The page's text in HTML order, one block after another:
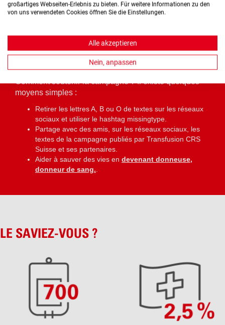
SOUTENIR LA CAMPAGNE
Comment soutenir la campagne ? Il existe quelques
moyens simples :
Retirer les lettres A, B ou O de textes sur les réseaux
sociaux et utiliser le hashtag missingtype.
Partage avec des amis, sur les réseaux sociaux, les
textes de la campagne publiés par Transfusion CRS
Suisse et ses partenaires.
Aider à sauver des vies en devenant donneuse,
donneur de sang.
LE SAVIEZ-VOUS ?
großartiges Webseiten-Erlebnis zu bieten. Für weitere Informationen zu den
von uns verwendeten Cookies öffnen Sie die Einstellungen.
Alle akzeptieren
Nein, anpassen